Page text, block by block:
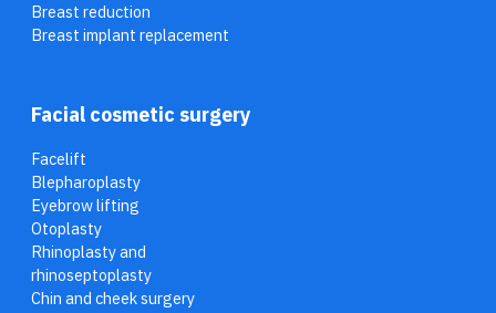
Breast reduction
Breast implant replacement
Facial cosmetic surgery
Facelift
Blepharoplasty
Eyebrow lifting
Otoplasty
Rhinoplasty and
rhinoseptoplasty
Chin and cheek surgery